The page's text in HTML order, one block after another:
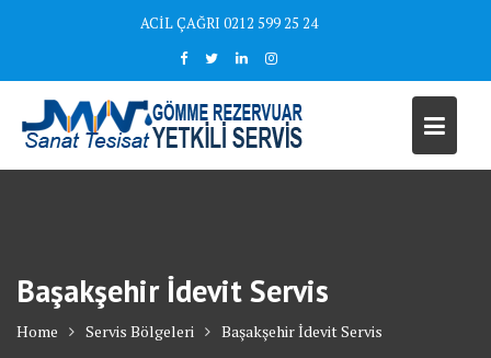
ACİL ÇAĞRI 0212 599 25 24
Başakşehir İdevit Servis
Home Servis Bölgeleri Başakşehir İdevit Servis